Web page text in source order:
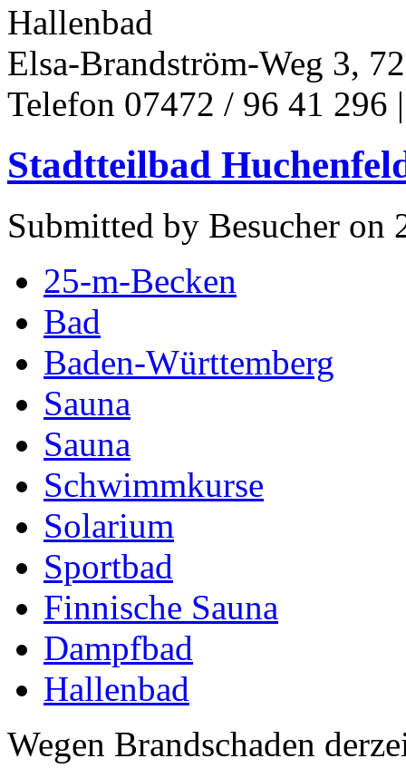
Hallenbad
Elsa-Brandström-Weg 3,
Telefon 07472 / 96 41 296
Stadtteilbad
Submitted by Besucher on
25-m-Becken
Bad
Baden-Württemberg
Sauna
Sauna
Schwimmkurse
Solarium
Sportbad
Finnische Sauna
Dampfbad
Hallenbad
Wegen Brandschaden